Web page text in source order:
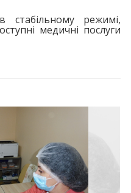
режимі,
медичні послуги